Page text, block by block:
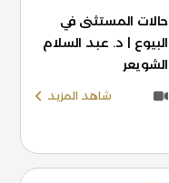
حالات المستثنى في
البيوع | د. عبد السلام
الشويعر
شاهد المزيد